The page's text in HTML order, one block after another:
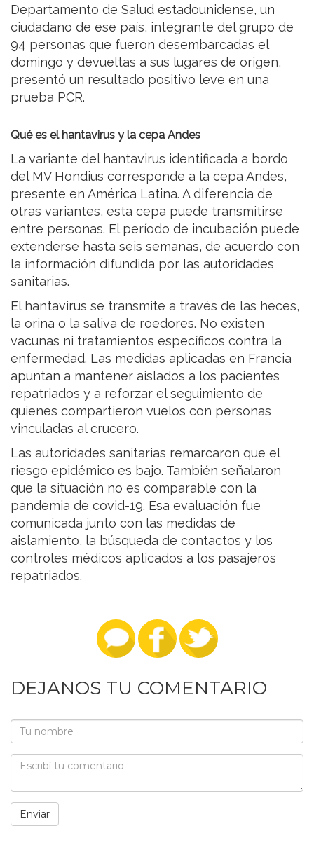
Departamento de Salud estadounidense, un
ciudadano de ese país, integrante del grupo de
94 personas que fueron desembarcadas el
domingo y devueltas a sus lugares de origen,
presentó un resultado positivo leve en una
prueba PCR.
Qué es el hantavirus y la cepa Andes
La variante del hantavirus identificada a bordo
del MV Hondius corresponde a la cepa Andes,
presente en América Latina. A diferencia de
otras variantes, esta cepa puede transmitirse
entre personas. El período de incubación puede
extenderse hasta seis semanas, de acuerdo con
la información difundida por las autoridades
sanitarias.
El hantavirus se transmite a través de las heces,
la orina o la saliva de roedores. No existen
vacunas ni tratamientos específicos contra la
enfermedad. Las medidas aplicadas en Francia
apuntan a mantener aislados a los pacientes
repatriados y a reforzar el seguimiento de
quienes compartieron vuelos con personas
vinculadas al crucero.
Las autoridades sanitarias remarcaron que el
riesgo epidémico es bajo. También señalaron
que la situación no es comparable con la
pandemia de covid-19. Esa evaluación fue
comunicada junto con las medidas de
aislamiento, la búsqueda de contactos y los
controles médicos aplicados a los pasajeros
repatriados.
DEJANOS TU COMENTARIO